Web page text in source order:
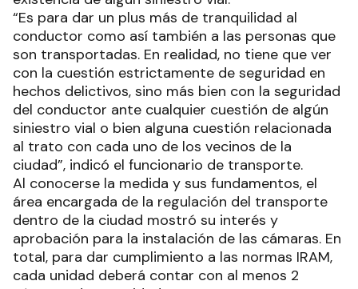
“Es para dar un plus más de tranquilidad al
conductor como así también a las personas que
son transportadas. En realidad, no tiene que ver
con la cuestión estrictamente de seguridad en
hechos delictivos, sino más bien con la seguridad
del conductor ante cualquier cuestión de algún
siniestro vial o bien alguna cuestión relacionada
al trato con cada uno de los vecinos de la
ciudad”, indicó el funcionario de transporte.
Al conocerse la medida y sus fundamentos, el
área encargada de la regulación del transporte
dentro de la ciudad mostró su interés y
aprobación para la instalación de las cámaras. En
total, para dar cumplimiento a las normas IRAM,
cada unidad deberá contar con al menos 2